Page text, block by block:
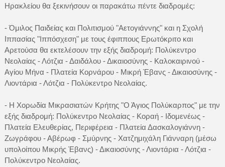
Ηρακλείου θα ξεκινήσουν οι παρακάτω πέντε διαδρομές:
- Όμιλος Παιδείας και Πολιτισμού "Αετογιάννης" και η Σχολή
Ιππασίας "Ιππόσχεση" με τους έφιππους Ερωτόκριτο και
Αρετούσα θα εκτελέσουν την εξής διαδρομή: Πολύκεντρο
Νεολαίας - Λότζια - Δαιδάλου - Δικαιοσύνης - Καλοκαιρινού -
Αγίου Μήνα - Πλατεία Κορνάρου - Μικρή Έβανς - Δικαιοσύνης -
Λιοντάρια - Λότζια - Πολύκεντρο Νεολαίας.
- Η Χορωδία Μικρασιατών Κρήτης "Ο Άγιος Πολύκαρπος" με την
εξής διαδρομή: Πολύκεντρο Νεολαίας - Κοραή - Ιδομενέως -
Πλατεία Ελευθερίας, Περιφέρεια - Πλατεία Δασκαλογιάννη -
Ζωγράφου - Αβέρωφ - Σμύρνης - Χατζημιχάλη Γιάνναρη (μέσω
υπολοίπου Μικρής Έβανς) - Δικαιοσύνης - Λιοντάρια - Λότζια -
Πολύκεντρο Νεολαίας.